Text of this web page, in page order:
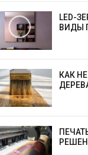
LED-
ВИДЫ
КАК